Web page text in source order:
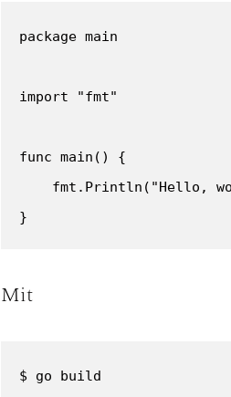
package main
import "fmt"
func main() {
fmt.Println("Hello,
}
Mit
$ go build